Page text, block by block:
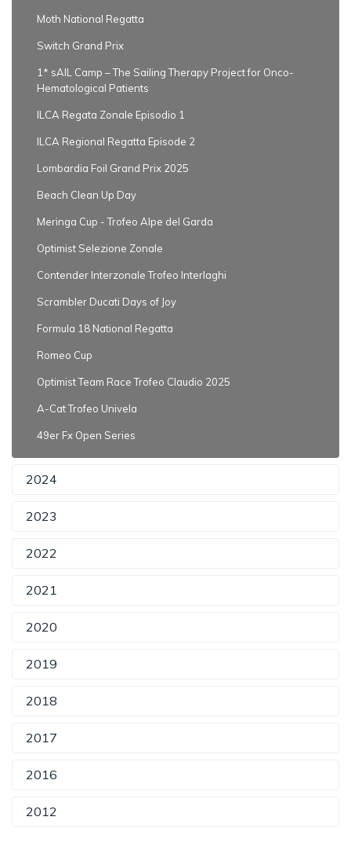
Moth National Regatta
Switch Grand Prix
1* sAIL Camp – The Sailing Therapy Project for Onco-
Hematological Patients
ILCA Regata Zonale Episodio 1
ILCA Regional Regatta Episode 2
Lombardia Foil Grand Prix 2025
Beach Clean Up Day
Meringa Cup - Trofeo Alpe del Garda
Optimist Selezione Zonale
Contender Interzonale Trofeo Interlaghi
Scrambler Ducati Days of Joy
Formula 18 National Regatta
Romeo Cup
Optimist Team Race Trofeo Claudio 2025
A-Cat Trofeo Univela
49er Fx Open Series
2024
2023
2022
2021
2020
2019
2018
2017
2016
2012